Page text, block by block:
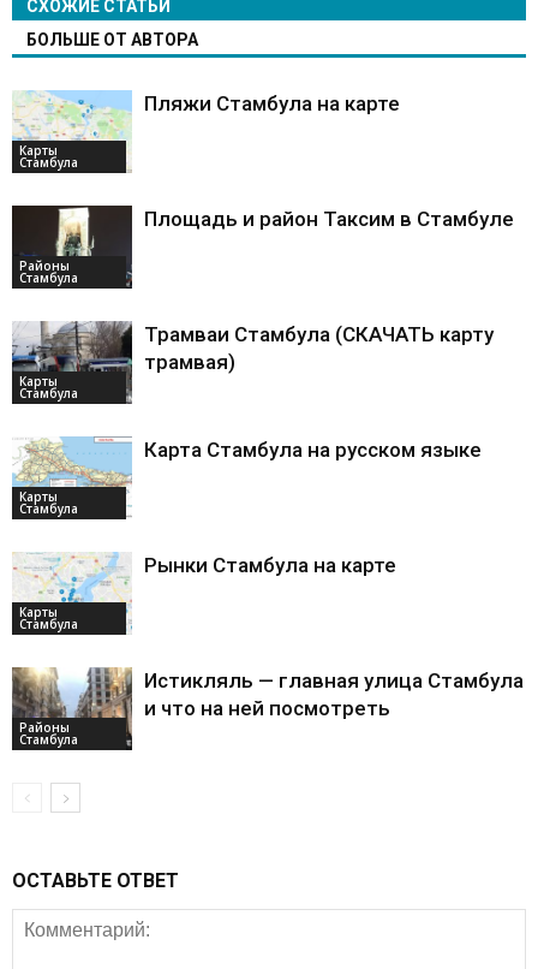
СХОЖИЕ СТАТЬИ
БОЛЬШЕ ОТ АВТОРА
Карты
Стамбула
Пляжи Стамбула на карте
Районы
Стамбула
Площадь и район Таксим в Стамбуле
Карты
Стамбула
Трамваи Стамбула (СКАЧАТЬ карту
трамвая)
Карты
Стамбула
Карта Стамбула на русском языке
Карты
Стамбула
Рынки Стамбула на карте
Районы
Стамбула
Истикляль — главная улица Стамбула
и что на ней посмотреть
ОСТАВЬТЕ ОТВЕТ